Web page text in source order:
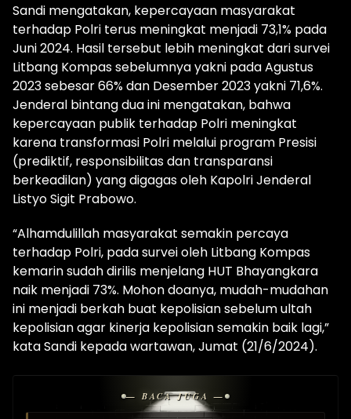
Sandi mengatakan, kepercayaan masyarakat
terhadap Polri terus meningkat menjadi 73,1% pada
Juni 2024. Hasil tersebut lebih meningkat dari survei
Litbang Kompas sebelumnya yakni pada Agustus
2023 sebesar 66% dan Desember 2023 yakni 71,6%.
Jenderal bintang dua ini mengatakan, bahwa
kepercayaan publik terhadap Polri meningkat
karena transformasi Polri melalui program Presisi
(prediktif, responsibilitas dan transparansi
berkeadilan) yang digagas oleh Kapolri Jenderal
Listyo Sigit Prabowo.
“Alhamdulillah masyarakat semakin percaya
terhadap Polri, pada survei oleh Litbang Kompas
kemarin sudah dirilis menjelang HUT Bhayangkara
naik menjadi 73%. Mohon doanya, mudah-mudahan
ini menjadi berkah buat kepolisian sebelum ultah
kepolisian agar kinerja kepolisian semakin baik lagi,”
kata Sandi kepada wartawan, Jumat (21/6/2024).
— BACA JUGA —